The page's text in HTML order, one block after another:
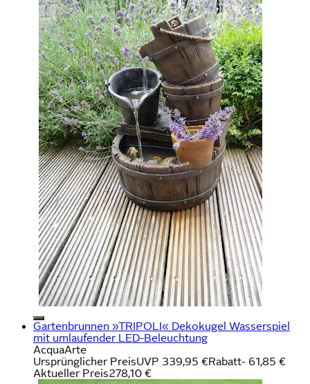
Gartenbrunnen »TRIPOLI« Dekokugel Wasserspiel
mit umlaufender LED-Beleuchtung
AcquaArte
Ursprünglicher PreisUVP 339,95 €Rabatt- 61,85 €
Aktueller Preis278,10 €